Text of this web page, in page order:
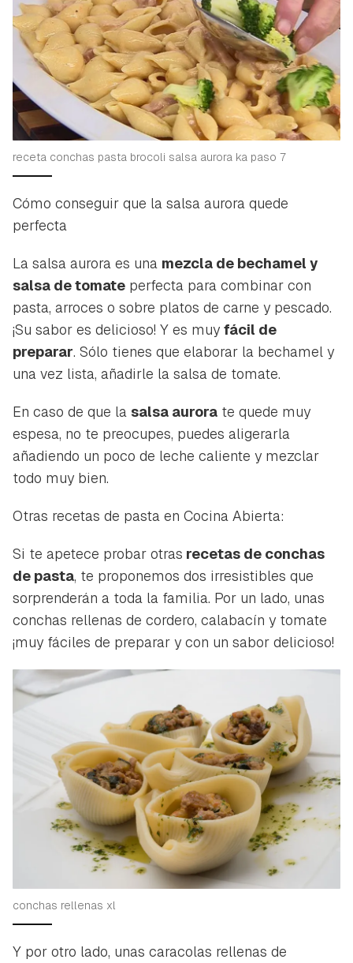
receta conchas pasta brocoli salsa aurora ka paso 7
Cómo conseguir que la salsa aurora quede
perfecta
La salsa aurora es una mezcla de bechamel y
salsa de tomate perfecta para combinar con
pasta, arroces o sobre platos de carne y pescado.
¡Su sabor es delicioso! Y es muy fácil de
preparar. Sólo tienes que elaborar la bechamel y
una vez lista, añadirle la salsa de tomate.
En caso de que la salsa aurora te quede muy
espesa, no te preocupes, puedes aligerarla
añadiendo un poco de leche caliente y mezclar
todo muy bien.
Otras recetas de pasta en Cocina Abierta:
Si te apetece probar otras recetas de conchas
de pasta, te proponemos dos irresistibles que
sorprenderán a toda la familia. Por un lado, unas
conchas rellenas de cordero, calabacín y tomate
¡muy fáciles de preparar y con un sabor delicioso!
conchas rellenas xl
Y por otro lado, unas caracolas rellenas de